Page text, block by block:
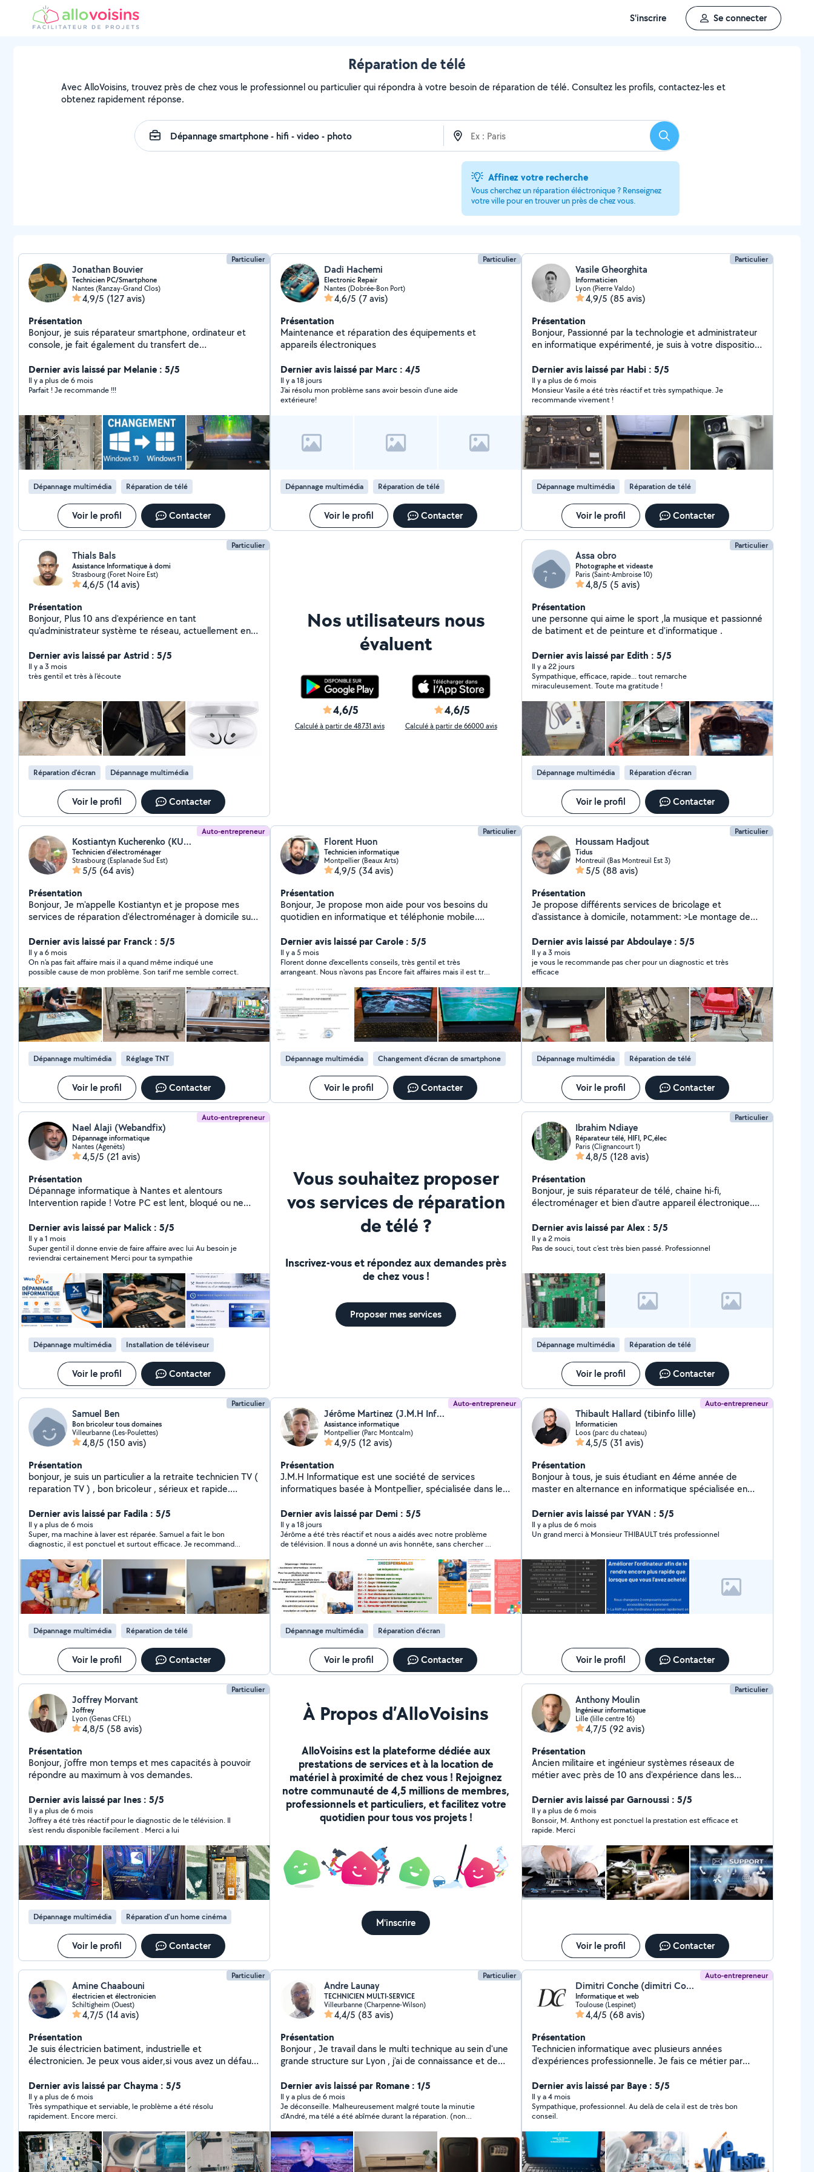
S'inscrire Se connecter
Réparation de télé
Avec AlloVoisins, trouvez près de chez vous le professionnel ou particulier qui répondra à votre besoin de réparation de télé. Consultez les profils, contactez-les et
obtenez rapidement réponse.
Rechercher
Affinez votre recherche
Vous cherchez un réparation éléctronique ? Renseignez
votre ville pour en trouver un près de chez vous.
Particulier
Jonathan Bouvier
Technicien PC/Smartphone
Nantes (Ranzay-Grand Clos)
4,9/5 (127 avis)
Présentation
Bonjour, je suis réparateur smartphone, ordinateur et
console, je fait également du transfert de
Dernier avis laissé par Melanie : 5/5
Il y a plus de 6 mois
Parfait ! Je recommande !!!
Dépannage multimédia Réparation de télé
Voir le profil Contacter
Particulier
Dadi Hachemi
Electronic Repair
Nantes (Dobrée-Bon Port)
4,6/5 (7 avis)
Présentation
Maintenance et réparation des équipements et
appareils électroniques
Dernier avis laissé par Marc : 4/5
Il y a 18 jours
J'ai résolu mon problème sans avoir besoin d'une aide
extérieure!
Dépannage multimédia Réparation de télé
Voir le profil Contacter
Particulier
Vasile Gheorghita
Informaticien
Lyon (Pierre Valdo)
4,9/5 (85 avis)
Présentation
Bonjour, Passionné par la technologie et administrateur
en informatique expérimenté, je suis à votre disposition
Voici une liste de services que je propose : -Installation
et dépannage Windows, MacOS, Linux -Installation et
configuration du pack Microsoft Office -Réparation
hardware -Configuration d'imprimantes -Installation de
logiciels et antivirus -Installation de Livebox, routeurs, et
bornes wifi -Installation vidéo surveillance -Gestion
stockage de données -Création web sites -
Configuration de téléphones -Installation de dispositifs
électroniques divers -Dépannage en tout genre Je peux
intervenir sur place ou effectuer un dépannage à
distance selon vos besoins.
Dernier avis laissé par Habi : 5/5
Il y a plus de 6 mois
Monsieur Vasile a été très réactif et très sympathique. Je
recommande vivement !
Dépannage multimédia Réparation de télé
Voir le profil Contacter
Particulier
Thials Bals
Assistance Informatique à domi
Strasbourg (Foret Noire Est)
4,6/5 (14 avis)
Présentation
Bonjour, Plus 10 ans d'expérience en tant
qu'administrateur système te réseau, actuellement en
domicile. comme installation et configuration et des
solutions de vos matériels informatique : PCs,
Smartphones, Imprimantes, plus vos logiciels.
Dernier avis laissé par Astrid : 5/5
Il y a 3 mois
très gentil et très à l'écoute
Réparation d'écran Dépannage multimédia
Voir le profil Contacter
Nos utilisateurs nous
évaluent
4,6/5
Calculé à partir de 48731 avis
4,6/5
Calculé à partir de 66000 avis
Particulier
Assa obro
Photographe et videaste
Paris (Saint-Ambroise 10)
4,8/5 (5 avis)
Présentation
une personne qui aime le sport ,la musique et passionné
de batiment et de peinture et d'informatique .
Dernier avis laissé par Edith : 5/5
Il y a 22 jours
Sympathique, efficace, rapide... tout remarche
miraculeusement. Toute ma gratitude !
Dépannage multimédia Réparation d'écran
Voir le profil Contacter
Auto-entrepreneur
Kostiantyn Kucherenko (KUCHERENKO KOSTIANTYN EI)
Technicien d'électroménager
Strasbourg (Esplanade Sud Est)
5/5 (64 avis)
Présentation
Bonjour, Je m'appelle Kostiantyn et je propose mes
services de réparation d'électroménager à domicile sur
d'expérience dans le dépannage et l'entretien des
machines à laver, lave-vaisselle, plaques de cuisson,
fours et autres appareils du quotidien. Fiable, ponctuel
et attentif, je m'efforce toujours de trouver une solution
rapide et adaptée, avec des explications claires sur la
panne et la réparation. N'hésitez pas à me contacter
pour un dépannage ou un conseil, je serai ravi de vous
aider.
Dernier avis laissé par Franck : 5/5
Il y a 6 mois
On n'a pas fait affaire mais il a quand même indiqué une
possible cause de mon problème. Son tarif me semble correct.
Dépannage multimédia Réglage TNT
Voir le profil Contacter
Particulier
Florent Huon
Technicien informatique
Montpellier (Beaux Arts)
4,9/5 (34 avis)
Présentation
Bonjour, Je propose mon aide pour vos besoins du
quotidien en informatique et téléphonie mobile.
mise à jour, dépannage matériel - Installation de
logiciels, imprimantes, webcam... - Sauvegarde ou
transfert de fichiers Smartphones - Problèmes courants
(batterie, écran cassé, lenteur...) - Aide au
paramétrage, transfert de données, applications
Connexion & réseau - Dépannage de Wi-Fi ou de box -
Aide à la configuration d'un routeur Assistance
personnalisée - Prise en main de l'ordinateur ou du
téléphone - À domicile ou à distance selon les besoins
Patient, pédagogue et à l'écoute ️ 17 ans d'expérience
personnelle dans l'informatique et le dépannage, avec
le plaisir d'aider simplement et efficacement. Je suis
une personne de confiance, discrète et disponible.
N'hésitez pas à me contacter, je serai ravi de vous
Dernier avis laissé par Carole : 5/5
Il y a 5 mois
Florent donne d'excellents conseils, très gentil et très
arrangeant. Nous n'avons pas Encore fait affaires mais il est très
Dépannage multimédia Changement d'écran de smartphone
Voir le profil Contacter
Particulier
Houssam Hadjout
Tidus
Montreuil (Bas Montreuil Est 3)
5/5 (88 avis)
Présentation
Je propose différents services de bricolage et
d'assistance à domicile, notamment: >Le montage de
réparation d'objets ou de petits équipements >Les
petites installations et ajustements à la maison,
>Fixations murales, cadres, tringles, supports TV, fixation
d'étagères, remplacement de poignées, Ainsi que divers
travaux de bricolage >Petits réglages,
démontage/remontage, aide à l'aménagement,
>Peinture, etc. ***Je travaille avec sérieux, soin et
efficacité, en veillant toujours à laisser un travail propre
et bien réalisé. Mon objectif est de trouver des
solutions pratiques et durables selon vos besoins.
Dernier avis laissé par Abdoulaye : 5/5
Il y a 3 mois
je vous le recommande pas cher pour un diagnostic et très
efficace
Dépannage multimédia Réparation de télé
Voir le profil Contacter
Auto-entrepreneur
Nael Alaji (Webandfix)
Dépannage informatique
Nantes (Agenëts)
4,5/5 (21 avis)
Présentation
Dépannage informatique à Nantes et alentours
Intervention rapide ! Votre PC est lent, bloqué ou ne
intervention souvent le même jour pour résoudre vos
problèmes informatiques. Mes services : PC lent, bugs,
blocages Suppression de virus et malwares
Réinstallation propre de Windows Résolution des écrans
bleus et problèmes de démarrage Mise à jour bloquée
Problèmes de Wi-Fi, imprimante ou périphériques
Intervention à domicile ou à distance Si nécessaire,
prise en charge en atelier avec restitution rapide. Devis
gratuit avant toute intervention Tarifs clairs, sans
surprise ! Envoyez-moi votre problème pour un
diagnostic rapide ! En complément : Création de site
web professionnel. visitez mon site "webandfix" pour
plus d'informations
Dernier avis laissé par Malick : 5/5
Il y a 1 mois
Super gentil il donne envie de faire affaire avec lui Au besoin je
reviendrai certainement Merci pour ta sympathie
Dépannage multimédia Installation de téléviseur
Voir le profil Contacter
Vous souhaitez proposer
vos services de réparation
de télé ?
Inscrivez-vous et répondez aux demandes près
de chez vous !
Proposer mes services
Particulier
Ibrahim Ndiaye
Réparateur télé, HIFI, PC,élec
Paris (Clignancourt 1)
4,8/5 (128 avis)
Présentation
Bonjour, je suis réparateur de télé, chaine hi-fi,
électroménager et bien d'autre appareil électronique.
distance avant que je passe vous dépanner. Merci et à
bientôt.
Dernier avis laissé par Alex : 5/5
Il y a 2 mois
Pas de souci, tout c’est très bien passé. Professionnel
Dépannage multimédia Réparation de télé
Voir le profil Contacter
Particulier
Samuel Ben
Bon bricoleur tous domaines
Villeurbanne (Les-Poulettes)
4,8/5 (150 avis)
Présentation
bonjour, je suis un particulier a la retraite technicien TV (
reparation TV ) , bon bricoleur , sérieux et rapide.
Electroménager , et tous travaux d intérieur et extérieur
pose étagère , montage meuble , électricité , réglage
appareil travaux sur mesure . Devis gratuit ( TV par tel )
Dernier avis laissé par Fadila : 5/5
Il y a plus de 6 mois
Super, ma machine à laver est réparée. Samuel a fait le bon
diagnostic, il est ponctuel et surtout efficace. Je recommande
Dépannage multimédia Réparation de télé
Voir le profil Contacter
Auto-entrepreneur
Jérôme Martinez (J.M.H Informatique)
Assistance informatique
Montpellier (Parc Montcalm)
4,9/5 (12 avis)
Présentation
J.M.H Informatique est une société de services
informatiques basée à Montpellier, spécialisée dans le
pour particuliers et professionnels. Nous proposons des
solutions adaptées à chaque besoin, avec une
communication claire et un accompagnement
personnalisé. Grâce à notre statut Service à la
Personne, nos clients particuliers bénéficient d'un crédit
d'impôt de 50 % sur les prestations à domicile. Numéro
de déclaration SAP : SAP994816882
Dernier avis laissé par Demi : 5/5
Il y a 18 jours
Jérôme a été très réactif et nous a aidés avec notre problème
de télévision. Il nous a donné un avis honnête, sans chercher à
à lui pour tout autre problème dans son domaine.
Dépannage multimédia Réparation d'écran
Voir le profil Contacter
Auto-entrepreneur
Thibault Hallard (tibinfo lille)
Informaticien
Loos (parc du chateau)
4,5/5 (31 avis)
Présentation
Bonjour à tous, je suis étudiant en 4éme année de
master en alternance en informatique spécialisée en
à votre service pour de la réparation d'ordinateurs,
amélioration, conseil a l'achat optimisation de réseaux
domicile et installation de poste télétravail.
Dernier avis laissé par YVAN : 5/5
Il y a plus de 6 mois
Un grand merci à Monsieur THIBAULT trés professionnel
Voir le profil Contacter
Particulier
Joffrey Morvant
Joffrey
Lyon (Genas CFEL)
4,8/5 (58 avis)
Présentation
Bonjour, j'offre mon temps et mes capacités à pouvoir
répondre au maximum à vos demandes.
Dernier avis laissé par Ines : 5/5
Il y a plus de 6 mois
Joffrey a été très réactif pour le diagnostic de le télévision. Il
s’est rendu disponible facilement . Merci a lui
Dépannage multimédia Réparation d'un home cinéma
Voir le profil Contacter
À Propos d’AlloVoisins
AlloVoisins est la plateforme dédiée aux
prestations de services et à la location de
matériel à proximité de chez vous ! Rejoignez
notre communauté de 4,5 millions de membres,
professionnels et particuliers, et facilitez votre
quotidien pour tous vos projets !
M'inscrire
Particulier
Anthony Moulin
Ingénieur informatique
Lille (lille centre 16)
4,7/5 (92 avis)
Présentation
Ancien militaire et ingénieur systèmes réseaux de
métier avec près de 10 ans d'expérience dans les
apporter mon expertise sur vos sujets informatiques,
téléphoniques et audiovisuels, et tout ce qui touche aux
nouvelles technologies. Je suis également un peu
bricoleur, j'apporte mon aide dans les services de
déménagement et préparation de logements pour les
rendre accueillants
Dernier avis laissé par Garnoussi : 5/5
Il y a plus de 6 mois
Bonsoir, M. Anthony est ponctuel la prestation est efficace et
rapide. Merci
Voir le profil Contacter
Particulier
Amine Chaabouni
électricien et électronicien
Schiltigheim (Ouest)
4,7/5 (14 avis)
Présentation
Je suis électricien batiment, industrielle et
électronicien. Je peux vous aider,si vous avez un défaut
rénover,modifier votre installation électrique, avez vous
smart phone ,Pc en panne. N'hésitez pas de me
contacter.je suis à votre disposition.
Dernier avis laissé par Chayma : 5/5
Il y a plus de 6 mois
Très sympathique et serviable, le problème a été résolu
rapidement. Encore merci.
Particulier
Andre Launay
TECHNICIEN MULTI-SERVICE
Villeurbanne (Charpenne-Wilson)
4,4/5 (83 avis)
Présentation
Bonjour , Je travail dans le multi technique au sein d'une
grande structure sur Lyon , j'ai de connaissance et de
de meuble ( armoire , meuble cuisine , * Chauffage et
climatisation * Serrurerie * Peinture * installation réseau
et configuration PC et application * Réparation
d'appareil Electronique * Pause de plancher sol ( en bois
ou plastique ) Je suis à votre disposition pour besoin de
service selon mes multiple compétences éditées .
Dernier avis laissé par Romane : 1/5
Il y a plus de 6 mois
Je déconseille. Malheureusement malgré toute la minutie
d’André, ma télé a été abîmée durant la réparation. (non
Auto-entrepreneur
Dimitri Conche (dimitri Conche)
Informatique et web
Toulouse (Lespinet)
4,4/5 (68 avis)
Présentation
Technicien informatique avec plusieurs années
d'expériences professionnelle. Je fais ce métier par
et la maintenance de votre matériel afin de le faire
durer le plus possible en fonction de vos besoins . et si
cela est possible. Je peux vous former à la bonne
pratique à avoir pour éviter certains problèmes Je créer
des sites web en fonction de vos besoins et de ce qui
est possible de faire sur devis. Je me tiens à votre
disposition
Dernier avis laissé par Baye : 5/5
Il y a 4 mois
Sympathique, professionnel. Au delà de cela il est de très bon
conseil.